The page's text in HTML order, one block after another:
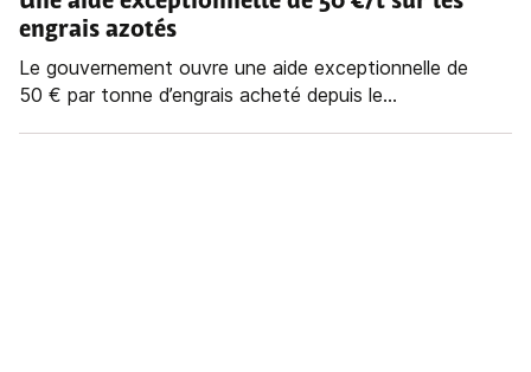
engrais azotés
Le gouvernement ouvre une aide exceptionnelle de
50 € par tonne d’engrais acheté depuis le...